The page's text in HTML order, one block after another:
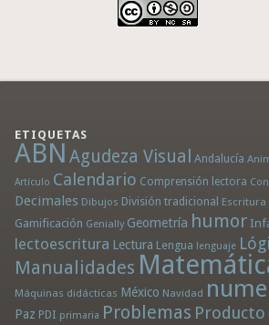
ETIQUETAS
ABN Agudeza Visual Andalucía
Artículo Calendario Comprensión lectora
Decimales Dibujos División tradicional Escritura
Gamificación Genially Geometría humor
lectoescritura Lectura Lengua lenguaje
Manualidades
Máquinas didácticas México Navidad
Paz PDI primaria Problemas Producto